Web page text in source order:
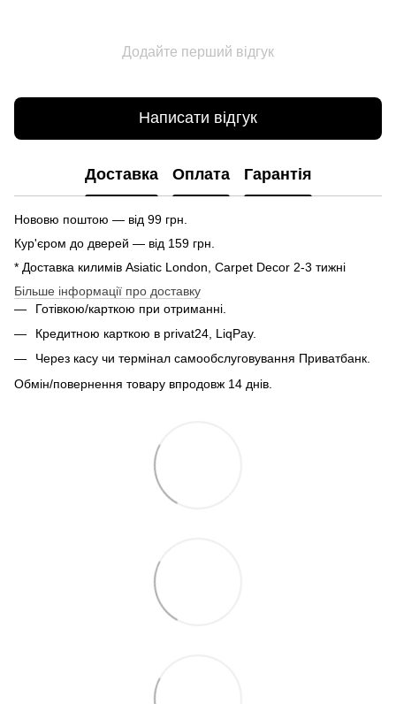
Додайте перший відгук
Написати відгук
Доставка Оплата Гарантія
Нововю поштою — від 99 грн.
Кур'єром до дверей — від 159 грн.
* Доставка килимів Asiatic London, Carpet Decor 2-3 тижні
Більше інформації про доставку
Готівкою/карткою при отриманні.
Кредитною карткою в privat24, LiqPay.
Через касу чи термінал самообслуговування Приватбанк.
Обмін/повернення товару впродовж 14 днів.